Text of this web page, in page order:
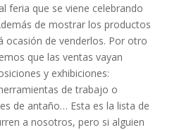
feria que se viene celebrando
de mostrar los productos
ocasión de venderlos. Por otro
que las ventas vayan
y exhibiciones:
de trabajo o
de antaño… Esta es la lista de
a nosotros, pero si alguien